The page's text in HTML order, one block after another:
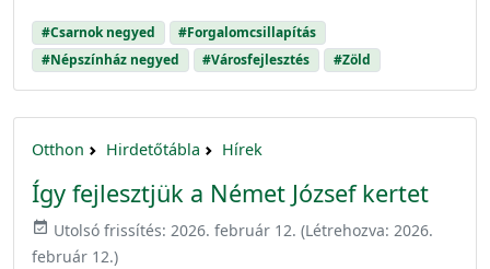
#Csarnok negyed
#Forgalomcsillapítás
#Népszínház negyed
#Városfejlesztés #Zöld
Otthon Hirdetőtábla Hírek
Így fejlesztjük a Német József kertet
event_available Utolsó frissítés: 2026. február 12. (Létrehozva: 2026.
február 12.)